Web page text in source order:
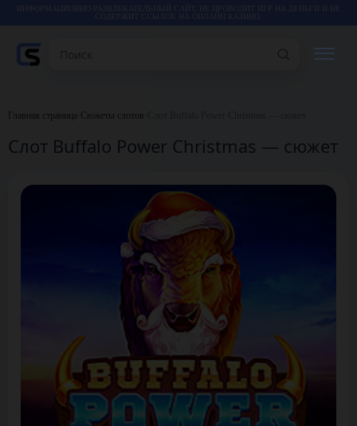
СОДЕРЖИТ ССЫЛОК НА ОНЛАЙН КАЗИНО.
КАЗИНО
Главная страница Сюжеты слотов
Слот Buffalo Power Christmas — сюжет